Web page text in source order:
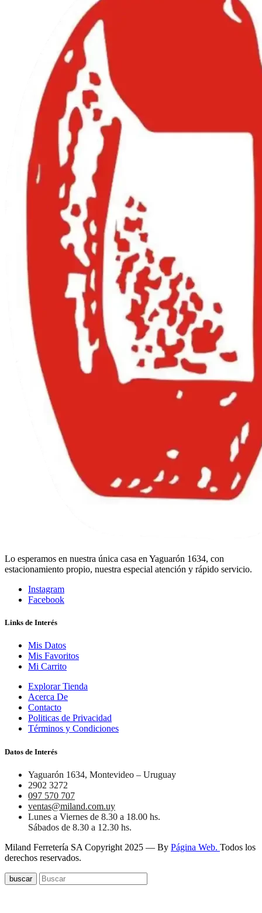
Lo esperamos en nuestra única casa en Yaguarón 1634, con
estacionamiento propio, nuestra especial atención y rápido servicio.
Instagram
Facebook
Links de Interés
Mis Datos
Mis Favoritos
Mi Carrito
Explorar Tienda
Acerca De
Contacto
Politicas de Privacidad
Términos y Condiciones
Datos de Interés
Yaguarón 1634, Montevideo – Uruguay
2902 3272
097 570 707
ventas@miland.com.uy
Lunes a Viernes de 8.30 a 18.00 hs.
Sábados de 8.30 a 12.30 hs.
Miland Ferretería SA Copyright 2025 — By Página Web. Todos los
derechos reservados.
buscar